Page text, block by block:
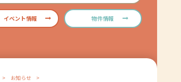
イベント情報 物件情報
> お知らせ>